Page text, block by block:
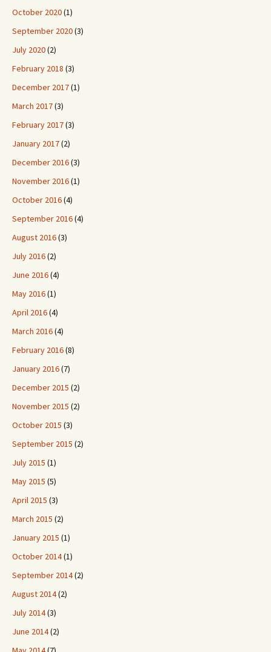
October 2020(1)
September 2020(3)
July 2020(2)
February 2018 (3)
December 2017(1)
March 2017(3)
February 2017(3)
January 2017(2)
December 2016(3)
November 2016(1)
October 2016(4)
September 2016(4)
August 2016(3)
July 2016(2)
June 2016(4)
May 2016(1)
April 2016(4)
March 2016(4)
February 2016(8)
January 2016(7)
December 2015 (2)
November 2015 (2)
October 2015 (3)
September 2015 (2)
July 2015 (1)
May 2015 (5)
April 2015 (3)
March 2015 (2)
January 2015 (1)
October 2014(1)
September 2014(2)
August 2014(2)
July 2014(3)
June 2014(2)